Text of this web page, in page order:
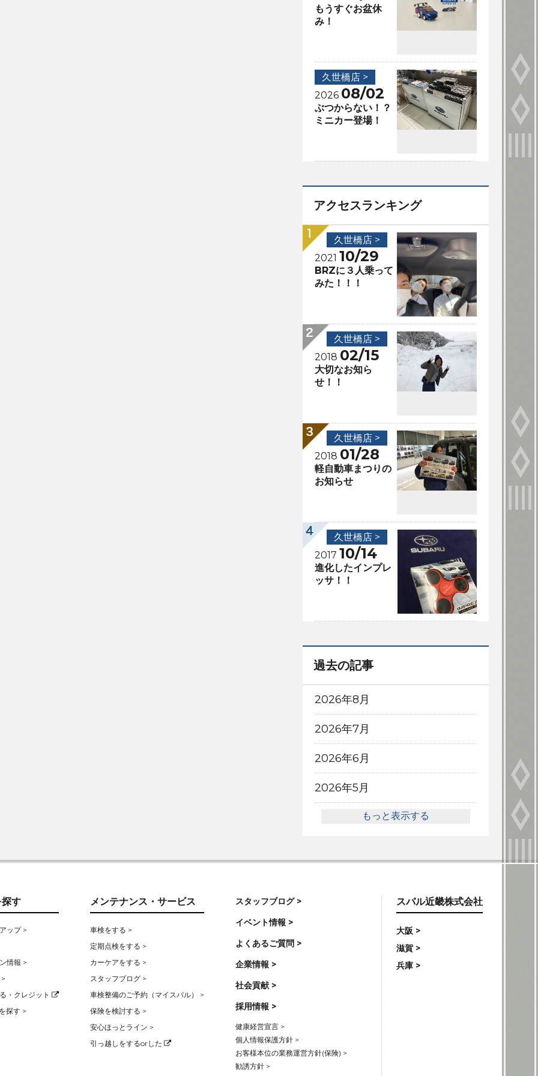
もうすぐお盆休
み！
久世橋店 >
2026 08/02
ぶつからない！？
ミニカー登場！
アクセスランキング
久世橋店 >
2021 10/29
BRZに３人乗って
みた！！！
久世橋店 >
2018 02/15
大切なお知ら
せ！！
久世橋店 >
2018 01/28
軽自動車まつりの
お知らせ
久世橋店 >
2017 10/14
進化したインプレ
ッサ！！
過去の記事
2026年8月
2026年7月
2026年6月
2026年5月
もっと表示する
す
ップ >
情報 >
・クレジット
探す >
メンテナンス・サービス
車検をする >
定期点検をする >
カーケアをする >
スタッフブログ >
車検整備のご予約（マイスバル） >
保険を検討する >
安心ほっとライン >
引っ越しをするorした
スタッフブログ >
イベント情報 >
よくあるご質問 >
企業情報 >
社会貢献 >
採用情報 >
健康経営宣言 >
個人情報保護方針 >
お客様本位の業務運営方針(保険) >
勧誘方針 >
スバル近畿株式会社
大阪 >
滋賀 >
兵庫 >